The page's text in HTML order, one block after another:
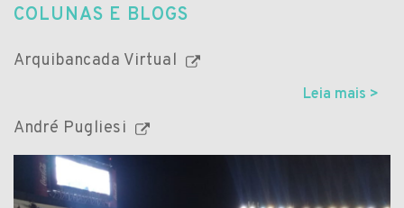
COLUNAS E BLOGS
Arquibancada Virtual
Leia mais >
André Pugliesi